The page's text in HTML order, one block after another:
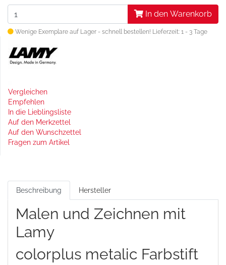
In den Warenkorb
Wenige Exemplare auf Lager - schnell bestellen! Lieferzeit: 1 - 3 Tage
Vergleichen
Empfehlen
In die Lieblingsliste
Auf den Merkzettel
Auf den Wunschzettel
Fragen zum Artikel
Beschreibung Hersteller
Malen und Zeichnen mit
Lamy
colorplus metalic Farbstift